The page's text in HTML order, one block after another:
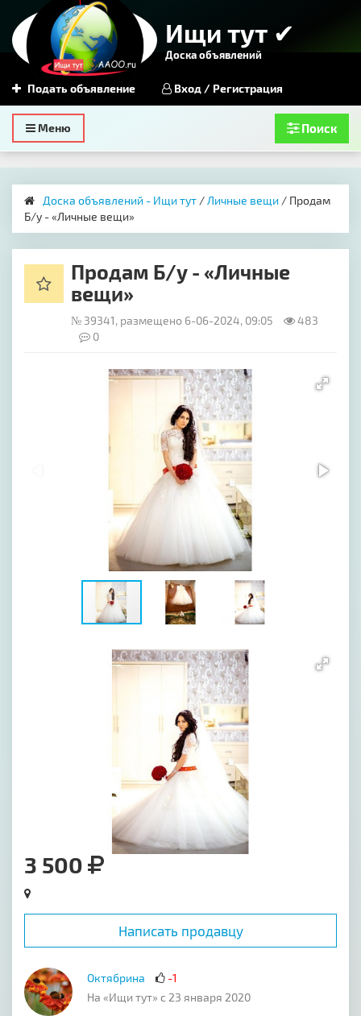
Ищи тут ✔
Доска объявлений
Подать объявление Вход / Регистрация
Toggle
navigation
Меню Поиск
Доска объявлений - Ищи тут /Личные вещи / Продам
Б/у - «Личные вещи»
Продам Б/у - «Личные
вещи»
№ 39341, размещено 6-06-2024, 09:05
483
0
3 500
Написать продавцу
Октябрина
-1
На «Ищи тут» с 23 января 2020